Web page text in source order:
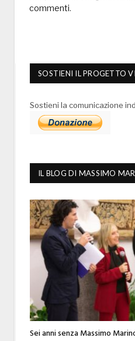
commenti.
SOSTIENI IL PROGETTO
Sostieni la comunicazione
IL BLOG DI MASSIMO
Sei anni senza Massimo